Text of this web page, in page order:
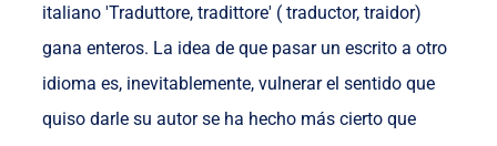
italiano 'Traduttore, tradittore' ( traductor, traidor)
gana enteros. La idea de que pasar un escrito a otro
idioma es, inevitablemente, vulnerar el sentido que
quiso darle su autor se ha hecho más cierto que